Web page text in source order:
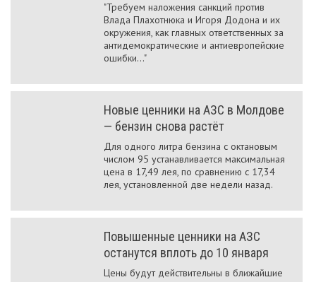
"Требуем наложения санкций против
Влада Плахотнюка и Игоря Додона и их
окружения, как главных ответственных за
антидемократические и антиевропейские
ошибки..."
Новые ценники на АЗС в Молдове
— бензин снова растёт
Для одного литра бензина с октановым
числом 95 устанавливается максимальная
цена в 17,49 лея, по сравнению с 17,34
лея, установленной две недели назад.
Повышенные ценники на АЗС
останутся вплоть до 10 января
Цены будут действительны в ближайшие